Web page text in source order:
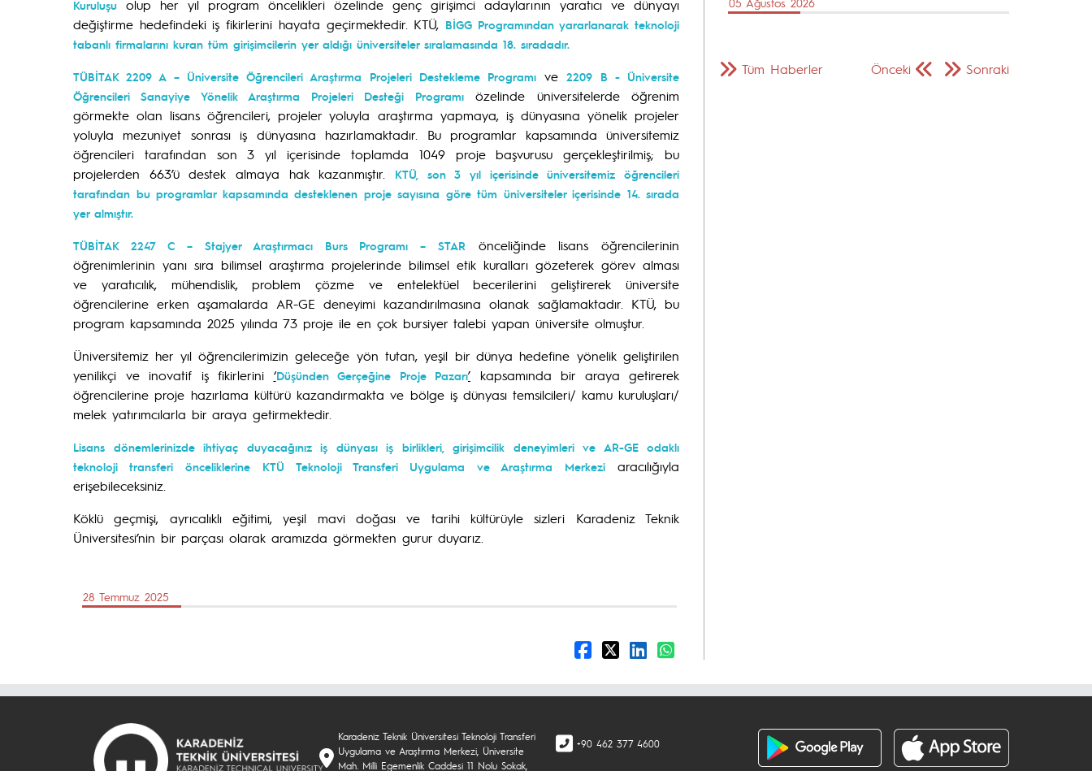
Kuruluşu olup her yıl program öncelikleri özelinde genç girişimci adaylarının yaratıcı ve dünyayı
değiştirme hedefindeki iş fikirlerini hayata geçirmektedir. KTÜ, BİGG Programından yararlanarak teknoloji
tabanlı firmalarını kuran tüm girişimcilerin yer aldığı üniversiteler sıralamasında 18. sıradadır.
TÜBİTAK 2209 A – Üniversite Öğrencileri Araştırma Projeleri Destekleme Programıve2209 B - Üniversite
Öğrencileri Sanayiye Yönelik Araştırma Projeleri Desteği Programıözelinde üniversitelerde öğrenim
görmekte olan lisans öğrencileri, projeler yoluyla araştırma yapmaya, iş dünyasına yönelik projeler
yoluyla mezuniyet sonrası iş dünyasına hazırlamaktadır. Bu programlar kapsamında üniversitemiz
öğrencileri tarafından son 3 yıl içerisinde toplamda 1049 proje başvurusu gerçekleştirilmiş; bu
projelerden 663’ü destek almaya hak kazanmıştır.
KTÜ, son 3 yıl içerisinde üniversitemiz öğrencileri
tarafından bu programlar kapsamında desteklenen proje sayısına göre tüm üniversiteler içerisinde 14. sırada
yer almıştır.
TÜBİTAK 2247 C – Stajyer Araştırmacı Burs Programı – STAR
önceliğinde lisans öğrencilerinin
öğrenimlerinin yanı sıra bilimsel araştırma projelerinde bilimsel etik kuralları gözeterek görev alması
ve yaratıcılık, mühendislik, problem çözme ve entelektüel becerilerini geliştirerek üniversite
öğrencilerine erken aşamalarda AR-GE deneyimi kazandırılmasına olanak sağlamaktadır. KTÜ, bu
program kapsamında 2025 yılında 73 proje ile en çok bursiyer talebi yapan üniversite olmuştur.
Üniversitemiz her yıl öğrencilerimizin geleceğe yön tutan, yeşil bir dünya hedefine yönelik geliştirilen
yenilikçi ve inovatif iş fikirlerini ‘Düşünden Gerçeğine Proje Pazarı’ kapsamında bir araya getirerek
öğrencilerine proje hazırlama kültürü kazandırmakta ve bölge iş dünyası temsilcileri/ kamu kuruluşları/
melek yatırımcılarla bir araya getirmektedir.
Lisans dönemlerinizde ihtiyaç duyacağınız iş dünyası iş birlikleri, girişimcilik deneyimleri ve AR-GE odaklı
teknoloji transferi önceliklerine
KTÜ Teknoloji Transferi Uygulama ve Araştırma Merkeziaracılığıyla
erişebileceksiniz.
Köklü geçmişi, ayrıcalıklı eğitimi, yeşil mavi doğası ve tarihi kültürüyle sizleri Karadeniz Teknik
Üniversitesi’nin bir parçası olarak aramızda görmekten gurur duyarız.
28 Temmuz 2025
Önceki Sonraki
Tüm Haberler
Karadeniz Teknik Üniversitesi Teknoloji Transferi
Uygulama ve Araştırma Merkezi, Üniversite
Mah. Milli Egemenlik Caddesi 11 Nolu Sokak,
+90 462 377 4600